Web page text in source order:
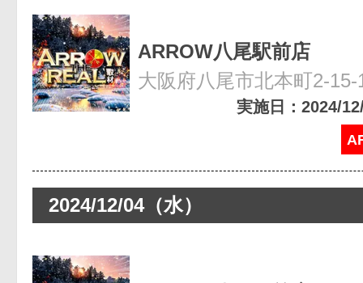
ARROW八尾駅前店
大阪府八尾市北本町2-15-
実施日：2024/
2024/12/04（水）